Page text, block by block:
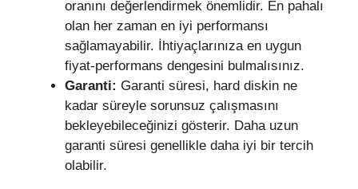
oranını değerlendirmek önemlidir. En pahalı
olan her zaman en iyi performansı
sağlamayabilir. İhtiyaçlarınıza en uygun
fiyat-performans dengesini bulmalısınız.
Garanti: Garanti süresi, hard diskin ne
kadar süreyle sorunsuz çalışmasını
bekleyebileceğinizi gösterir. Daha uzun
garanti süresi genellikle daha iyi bir tercih
olabilir.